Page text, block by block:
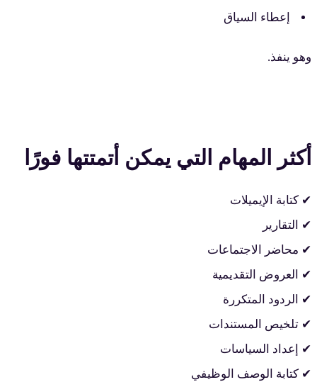
إعطاء السياق
وهو ينفذ.
أكثر المهام التي يمكن أتمتتها فورًا
✔ كتابة الإيميلات
✔ التقارير
✔ محاضر الاجتماعات
✔ العروض التقديمية
✔ الردود المتكررة
✔ تلخيص المستندات
✔ إعداد السياسات
✔ كتابة الوصف الوظيفي